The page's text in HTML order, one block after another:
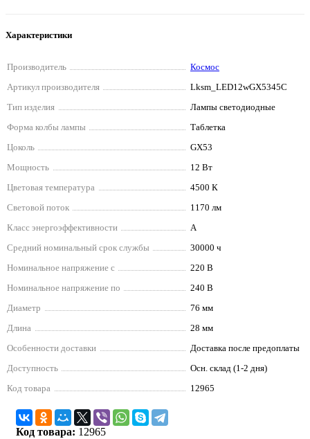
Характеристики
Производитель
Космос
Артикул производителя
Lksm_LED12wGX5345C
Тип изделия
Лампы светодиодные
Форма колбы лампы
Таблетка
Цоколь
GX53
Мощность
12 Вт
Цветовая температура
4500 К
Световой поток
1170 лм
Класс энергоэффективности
A
Средний номинальный срок службы
30000 ч
Номинальное напряжение с
220 В
Номинальное напряжение по
240 В
Диаметр
76 мм
Длина
28 мм
Особенности доставки
Доставка после предоплаты
Доступность
Осн. склад (1-2 дня)
Код товара
12965
Код товара: 12965